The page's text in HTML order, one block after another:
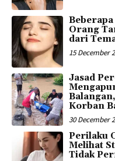
Orang
dari
15 December
Jasad
Korban
30 December
Perilaku
Melihat
Tidak